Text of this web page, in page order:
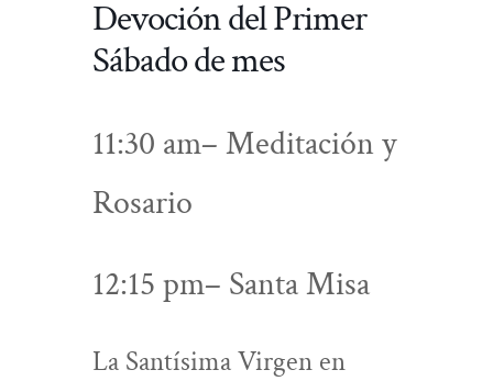
Devoción del Primer
Sábado de mes
11:30 am– Meditación y
Rosario
12:15 pm– Santa Misa
La Santísima Virgen en